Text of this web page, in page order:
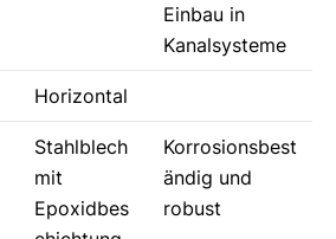
Einbau in
Kanalsysteme
Horizontal
Stahlblech
mit
Epoxidbes
Korrosionsbest
ändig und
robust